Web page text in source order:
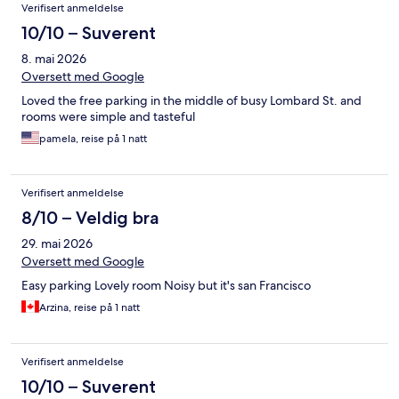
Verifisert anmeldelse
10/10 – Suverent
8. mai 2026
Oversett med Google
Loved the free parking in the middle of busy Lombard St. and
rooms were simple and tasteful
pamela, reise på 1 natt
Verifisert anmeldelse
8/10 – Veldig bra
29. mai 2026
Oversett med Google
Easy parking Lovely room Noisy but it's san Francisco
Arzina, reise på 1 natt
Verifisert anmeldelse
10/10 – Suverent